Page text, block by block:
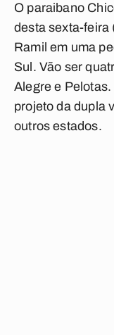
O paraibano
desta sexta-feira
Ramil em uma
Sul. Vão ser
Alegre e
projeto da dupla
outros estados.